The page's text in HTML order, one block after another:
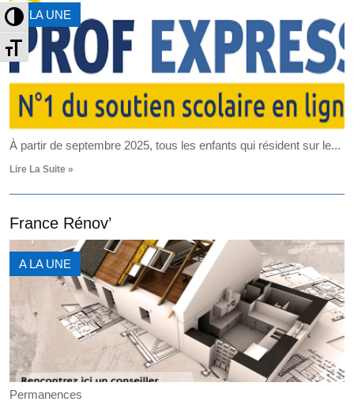
Passer en contraste élevé
Changer la taille de la police
A LA UNE
À partir de septembre 2025, tous les enfants qui résident sur le...
Lire La Suite »
France Rénov’
A LA UNE
Permanences